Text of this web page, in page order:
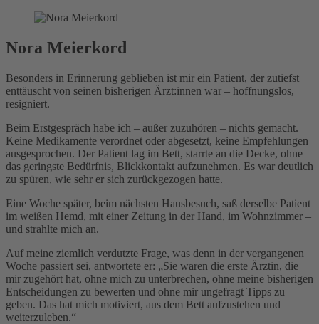
Nora Meierkord
Besonders in Erinnerung geblieben ist mir ein Patient, der zutiefst
enttäuscht von seinen bisherigen Ärzt:innen war – hoffnungslos,
resigniert.
Beim Erstgespräch habe ich – außer zuzuhören – nichts gemacht.
Keine Medikamente verordnet oder abgesetzt, keine Empfehlungen
ausgesprochen. Der Patient lag im Bett, starrte an die Decke, ohne
das geringste Bedürfnis, Blickkontakt aufzunehmen. Es war deutlich
zu spüren, wie sehr er sich zurückgezogen hatte.
Eine Woche später, beim nächsten Hausbesuch, saß derselbe Patient
im weißen Hemd, mit einer Zeitung in der Hand, im Wohnzimmer –
und strahlte mich an.
Auf meine ziemlich verdutzte Frage, was denn in der vergangenen
Woche passiert sei, antwortete er: „Sie waren die erste Ärztin, die
mir zugehört hat, ohne mich zu unterbrechen, ohne meine bisherigen
Entscheidungen zu bewerten und ohne mir ungefragt Tipps zu
geben. Das hat mich motiviert, aus dem Bett aufzustehen und
weiterzuleben.“